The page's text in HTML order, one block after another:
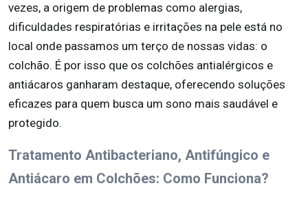
vezes, a origem de problemas como alergias,
dificuldades respiratórias e irritações na pele está no
local onde passamos um terço de nossas vidas: o
colchão. É por isso que os colchões antialérgicos e
antiácaros ganharam destaque, oferecendo soluções
eficazes para quem busca um sono mais saudável e
protegido.
Tratamento Antibacteriano, Antifúngico e
Antiácaro em Colchões: Como Funciona?